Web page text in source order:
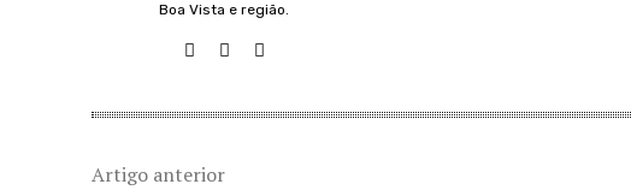
Boa Vista e região.
Artigo anterior